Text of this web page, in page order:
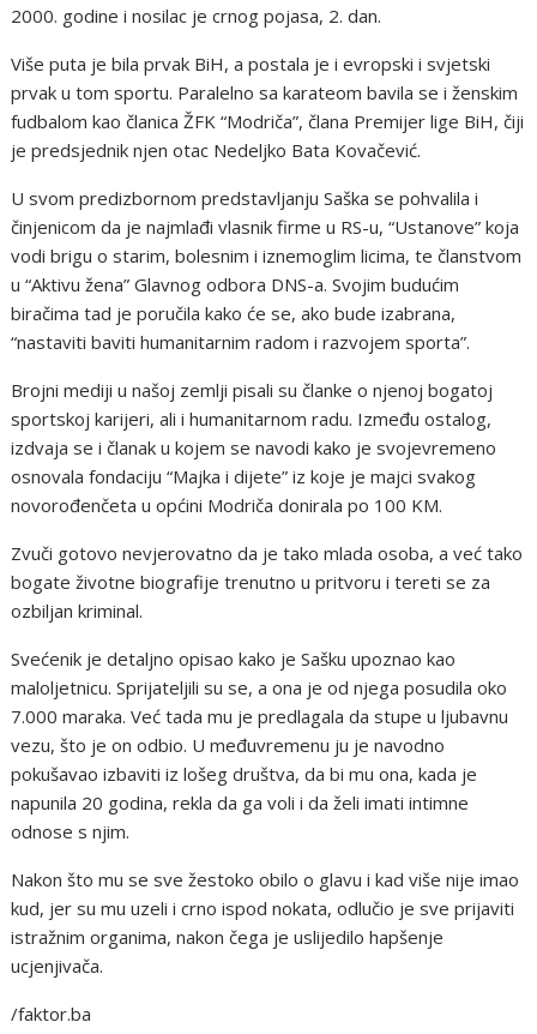
2000. godine i nosilac je crnog pojasa, 2. dan.
Više puta je bila prvak BiH, a postala je i evropski i svjetski
prvak u tom sportu. Paralelno sa karateom bavila se i ženskim
fudbalom kao članica ŽFK “Modriča”, člana Premijer lige BiH, čiji
je predsjednik njen otac Nedeljko Bata Kovačević.
U svom predizbornom predstavljanju Saška se pohvalila i
činjenicom da je najmlađi vlasnik firme u RS-u, “Ustanove” koja
vodi brigu o starim, bolesnim i iznemoglim licima, te članstvom
u “Aktivu žena” Glavnog odbora DNS-a. Svojim budućim
biračima tad je poručila kako će se, ako bude izabrana,
“nastaviti baviti humanitarnim radom i razvojem sporta”.
Brojni mediji u našoj zemlji pisali su članke o njenoj bogatoj
sportskoj karijeri, ali i humanitarnom radu. Između ostalog,
izdvaja se i članak u kojem se navodi kako je svojevremeno
osnovala fondaciju “Majka i dijete” iz koje je majci svakog
novorođenčeta u općini Modriča donirala po 100 KM.
Zvuči gotovo nevjerovatno da je tako mlada osoba, a već tako
bogate životne biografije trenutno u pritvoru i tereti se za
ozbiljan kriminal.
Svećenik je detaljno opisao kako je Sašku upoznao kao
maloljetnicu. Sprijateljili su se, a ona je od njega posudila oko
7.000 maraka. Već tada mu je predlagala da stupe u ljubavnu
vezu, što je on odbio. U međuvremenu ju je navodno
pokušavao izbaviti iz lošeg društva, da bi mu ona, kada je
napunila 20 godina, rekla da ga voli i da želi imati intimne
odnose s njim.
Nakon što mu se sve žestoko obilo o glavu i kad više nije imao
kud, jer su mu uzeli i crno ispod nokata, odlučio je sve prijaviti
istražnim organima, nakon čega je uslijedilo hapšenje
ucjenjivača.
/faktor.ba